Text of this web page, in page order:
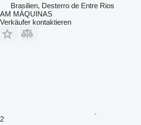
Brasilien, Desterro de Entre Rios
AM MÁQUINAS
Verkäufer kontaktieren
2